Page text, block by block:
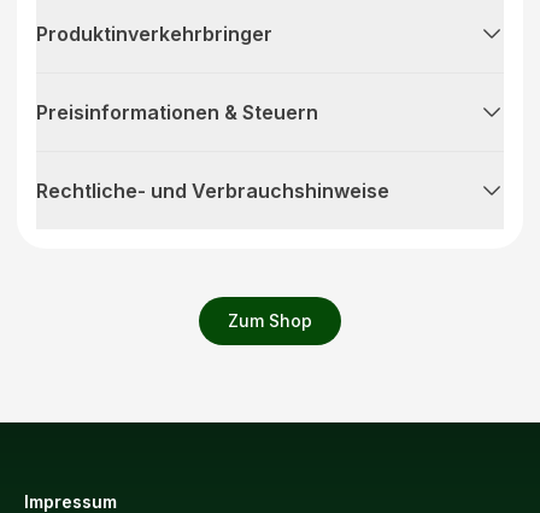
Zum Shop
Produktinverkehrbringer
Preisinformationen & Steuern
Rechtliche- und Verbrauchshinweise
Impressum